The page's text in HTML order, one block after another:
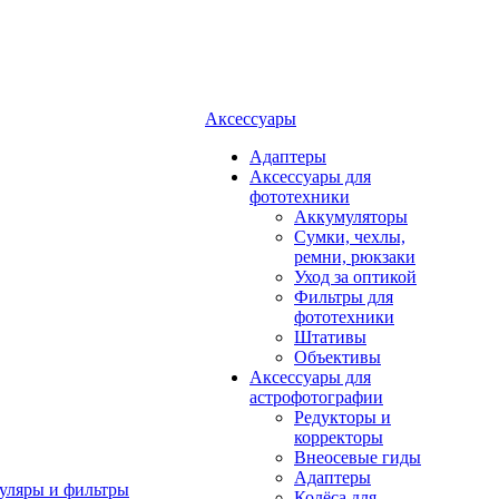
и фильтры
Аксессуары
Адаптеры
Аксессуары для
фототехники
Аккумуляторы
Сумки, чехлы,
ремни, рюкзаки
Уход за оптикой
Фильтры для
фототехники
Штативы
Объективы
Аксессуары для
астрофотографии
Редукторы и
корректоры
Внеосевые гиды
Адаптеры